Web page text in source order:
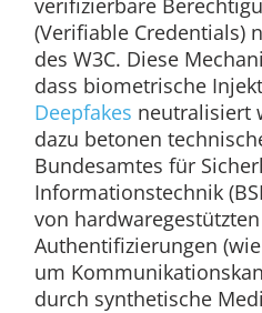
(Verifiable Credentials)
des W3C. Diese
dass biometrische
Deepfakes neutralisiert
dazu betonen
Bundesamtes für
Informationstechnik
von
Authentifizierungen
um
durch synthetische